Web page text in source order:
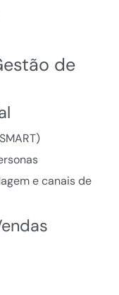
de
e canais de